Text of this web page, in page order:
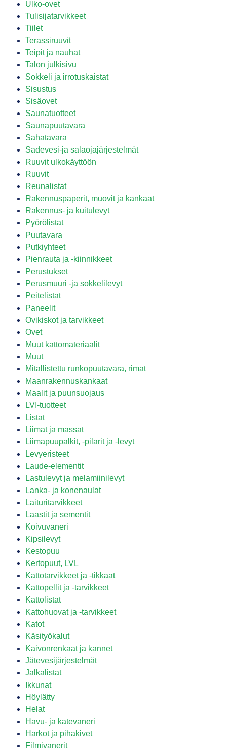
Ulko-ovet
Tulisijatarvikkeet
Tiilet
Terassiruuvit
Teipit ja nauhat
Talon julkisivu
Sokkeli ja irrotuskaistat
Sisustus
Sisäovet
Saunatuotteet
Saunapuutavara
Sahatavara
Sadevesi-ja salaojajärjestelmät
Ruuvit ulkokäyttöön
Ruuvit
Reunalistat
Rakennuspaperit, muovit ja kankaat
Rakennus- ja kuitulevyt
Pyörölistat
Puutavara
Putkiyhteet
Pienrauta ja -kiinnikkeet
Perustukset
Perusmuuri -ja sokkelilevyt
Peitelistat
Paneelit
Ovikiskot ja tarvikkeet
Ovet
Muut kattomateriaalit
Muut
Mitallistettu runkopuutavara, rimat
Maanrakennuskankaat
Maalit ja puunsuojaus
LVI-tuotteet
Listat
Liimat ja massat
Liimapuupalkit, -pilarit ja -levyt
Levyeristeet
Laude-elementit
Lastulevyt ja melamiinilevyt
Lanka- ja konenaulat
Laituritarvikkeet
Laastit ja sementit
Koivuvaneri
Kipsilevyt
Kestopuu
Kertopuut, LVL
Kattotarvikkeet ja -tikkaat
Kattopellit ja -tarvikkeet
Kattolistat
Kattohuovat ja -tarvikkeet
Katot
Käsityökalut
Kaivonrenkaat ja kannet
Jätevesijärjestelmät
Jalkalistat
Ikkunat
Höylätty
Helat
Havu- ja katevaneri
Harkot ja pihakivet
Filmivanerit